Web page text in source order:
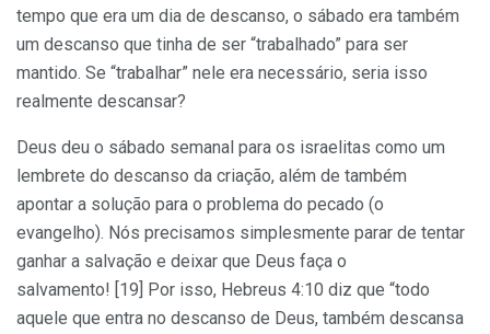
tempo que era um dia de descanso, o sábado era também
um descanso que tinha de ser “trabalhado” para ser
mantido. Se “trabalhar” nele era necessário, seria isso
realmente descansar?
Deus deu o sábado semanal para os israelitas como um
lembrete do descanso da criação, além de também
apontar a solução para o problema do pecado (o
evangelho). Nós precisamos simplesmente parar de tentar
ganhar a salvação e deixar que Deus faça o
salvamento! [19] Por isso, Hebreus 4:10 diz que “todo
aquele que entra no descanso de Deus, também descansa